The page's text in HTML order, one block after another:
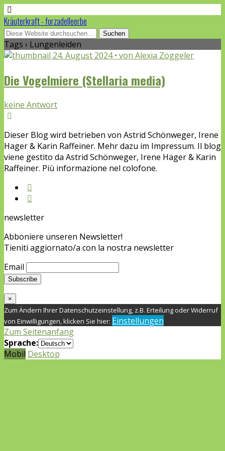
Kräuterkraft - forzadelleerbe
Tags › Lungenleiden
24. August 2024 • von Alexia Zöggeler
Die Vogelmiere (Stellaria media)
keine Antwort
Dieser Blog wird betrieben von Astrid Schönweger, Irene
Hager & Karin Raffeiner. Mehr dazu im Impressum. Il blog
viene gestito da Astrid Schönweger, Irene Hager & Karin
Raffeiner. Più informazione nel colofone.
newsletter
Abboniere unseren Newsletter!
Tieniti aggiornato/a con la nostra newsletter
Email
×
Zum Ändern Ihrer Datenschutzeinstellung, z.B. Erteilung oder Widerruf
von Einwilligungen, klicken Sie hier: Einstellungen
Zum Seitenanfang
Sprache:
Mobil Desktop